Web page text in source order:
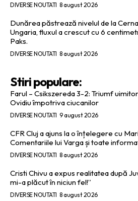
DIVERSE NOUTATI 8 august 2026
Dunărea păstrează nivelul de la
Ungaria, fluxul a crescut cu 6
Paks.
DIVERSE NOUTATI 8 august 2026
Stiri populare:
Farul – Csikszereda 3-2: Triumf
Ovidiu împotriva ciucanilor
DIVERSE NOUTATI 9 august 2026
CFR Cluj a ajuns la o înțelegere cu
Comentariile lui Varga și toate
DIVERSE NOUTATI 8 august 2026
Cristi Chivu a expus realitatea după
mi-a plăcut în niciun fel!”
DIVERSE NOUTATI 8 august 2026